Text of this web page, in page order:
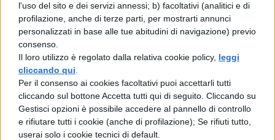
l'uso del sito e dei servizi annessi; b) facoltativi (analitici e di
profilazione, anche di terze parti, per mostrarti annunci
personalizzati in base alle tue abitudini di navigazione) previo
consenso.
Il loro utilizzo è regolato dalla relativa cookie policy, leggi
cliccando qui
Per il consenso ai cookies facoltativi puoi accettarli tutti
cliccando sul bottone Accetta tutti qui di seguito. Cliccando su
Gestisci opzioni è possibile accedere al pannello di controllo
e rifiutare tutti i cookie (anche di profilazione); Se rifiuti tutto,
userai solo i cookie tecnici di default.
una missione spaziale basata
sull'utilizzo di un buco nero per
scoprire una nuova casa per gli uomini.
La rischiosissima impresa verrà
funestata da ostacoli umani e naturali,
ma il potere dell'amore di un padre per
la propria figlia sarà cruciale per la sua